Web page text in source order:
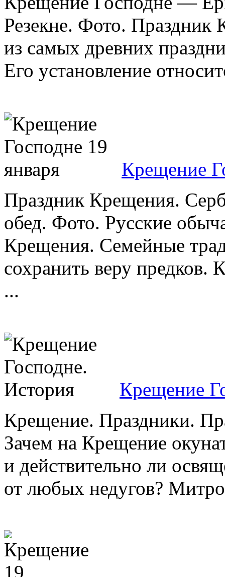
Резекне. Фото.
из самых древних
Его установление
Крещение
Праздник Крещения.
обед. Фото. Русские
Крещения. Семейные
сохранить веру предков.
...
Крещение
Крещение. Праздники.
Зачем на Крещение
и действительно ли
от любых недугов?